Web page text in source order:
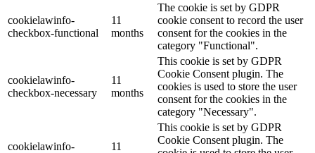
cookielawinfo-
checkbox-functional
11
months
The cookie is set by GDPR
cookie consent to record the user
consent for the cookies in the
category "Functional".
cookielawinfo-
checkbox-necessary
11
months
This cookie is set by GDPR
Cookie Consent plugin. The
cookies is used to store the user
consent for the cookies in the
category "Necessary".
cookielawinfo-
11
This cookie is set by GDPR
Cookie Consent plugin. The